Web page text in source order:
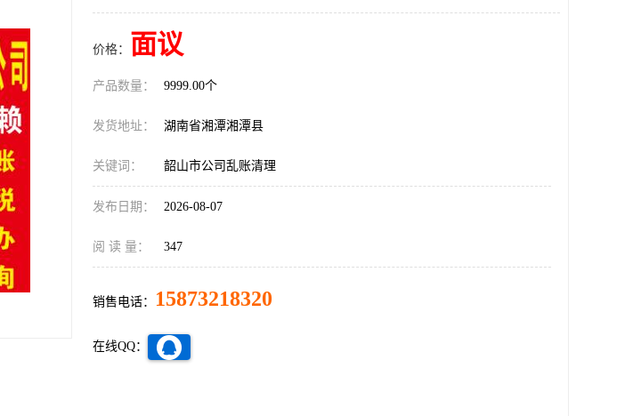
价格： 面议
产品数量： 9999.00个
发货地址： 湖南省湘潭湘潭县
关键词： 韶山市公司乱账清理
发布日期： 2026-08-07
阅 读 量： 347
销售电话： 15873218320
在线QQ：